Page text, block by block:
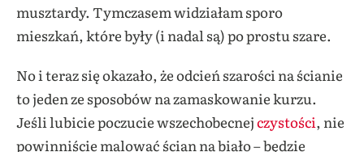
musztardy. Tymczasem widziałam sporo
mieszkań, które były (i nadal są) po prostu szare.
No i teraz się okazało, że odcień szarości na ścianie
to jeden ze sposobów na zamaskowanie kurzu.
Jeśli lubicie poczucie wszechobecnejczystości, nie
powinniście malować ścian na biało – będzie